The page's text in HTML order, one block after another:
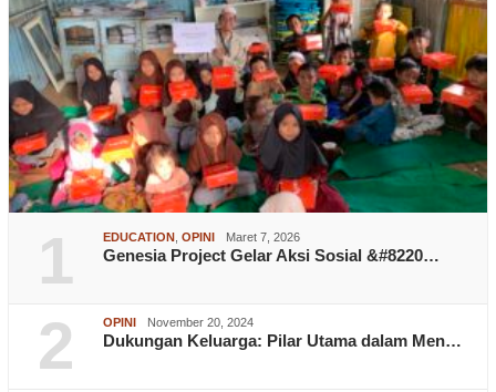
1 EDUCATION OPINI Maret 7, 2026
Genesia Project Gelar Aksi Sosial &#8220…
2 OPINI November 20, 2024
Dukungan Keluarga: Pilar Utama dalam Men…